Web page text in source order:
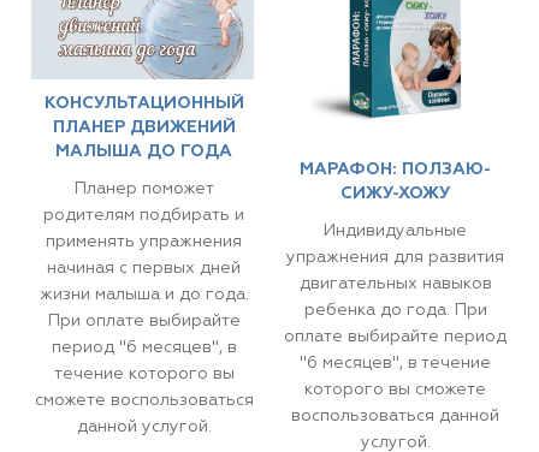
КОНСУЛЬТАЦИОННЫЙ
ПЛАНЕР ДВИЖЕНИЙ
МАЛЫША ДО ГОДА
Планер поможет
родителям подбирать и
применять упражнения
начиная с первых дней
жизни малыша и до года.
При оплате выбирайте
период "6 месяцев", в
течение которого вы
сможете воспользоваться
данной услугой.
МАРАФОН: ПОЛЗАЮ-
СИЖУ-ХОЖУ
Индивидуальные
упражнения для развития
двигательных навыков
ребенка до года. При
оплате выбирайте период
"6 месяцев", в течение
которого вы сможете
воспользоваться данной
услугой.